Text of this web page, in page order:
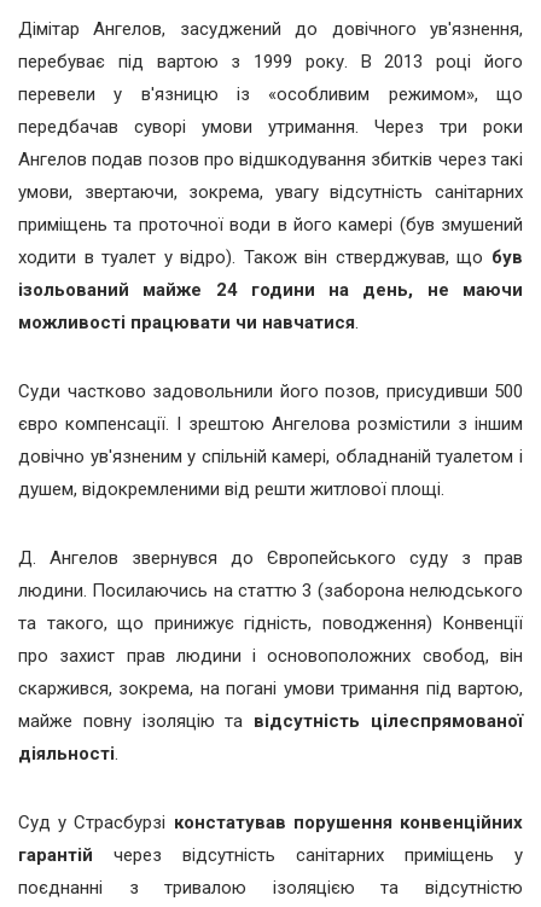
Дімітар Ангелов, засуджений до довічного ув'язнення,
перебуває під вартою з 1999 року. В 2013 році його
перевели у в'язницю із «особливим режимом», що
передбачав суворі умови утримання. Через три роки
Ангелов подав позов про відшкодування збитків через такі
умови, звертаючи, зокрема, увагу відсутність санітарних
приміщень та проточної води в його камері (був змушений
ходити в туалет у відро). Також він стверджував, що був
ізольований майже 24 години на день, не маючи
можливості працювати чи навчатися.
Суди частково задовольнили його позов, присудивши 500
євро компенсації. І зрештою Ангелова розмістили з іншим
довічно ув'язненим у спільній камері, обладнаній туалетом і
душем, відокремленими від решти житлової площі.
Д. Ангелов звернувся до Європейського суду з прав
людини. Посилаючись на статтю 3 (заборона нелюдського
та такого, що принижує гідність, поводження) Конвенції
про захист прав людини і основоположних свобод, він
скаржився, зокрема, на погані умови тримання під вартою,
майже повну ізоляцію та відсутність цілеспрямованої
діяльності.
Суд у Страсбурзі констатував порушення конвенційних
гарантій через відсутність санітарних приміщень у
поєднанні з тривалою ізоляцією та відсутністю